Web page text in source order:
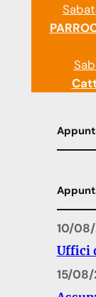
10/
Uffici
15/